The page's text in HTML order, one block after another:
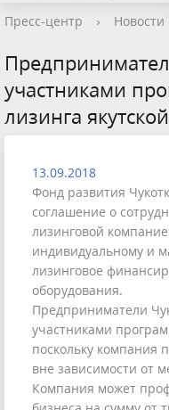
Пресс-центр › Новости
участниками
лизинга
13.09.2018
Фонд развития
соглашение о
лизинговой
индивидуальному и
лизинговое
оборудования.
Предприниматели
участниками
поскольку компания
вне зависимости от
Компания может